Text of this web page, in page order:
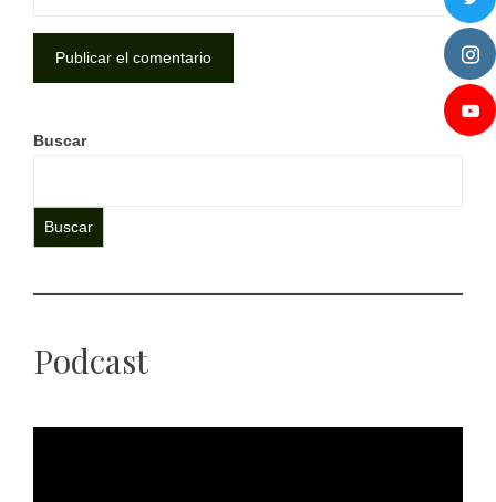
Buscar
Buscar
Podcast